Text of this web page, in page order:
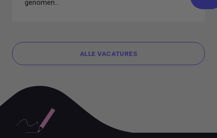
genomen...
ALLE VACATURES